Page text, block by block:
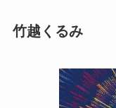
竹越くるみ